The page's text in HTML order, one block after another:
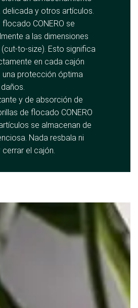
delicada y otros artículos.
CONERO se
a las dimensiones
to-size). Esto significa
en cada cajón
una protección óptima
y de absorción de
de flocado CONERO
se almacenan de
Nada resbala ni
el cajón.